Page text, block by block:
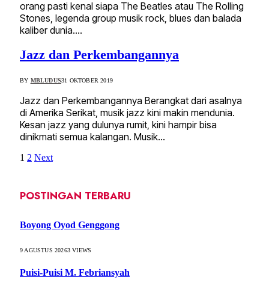
orang pasti kenal siapa The Beatles atau The Rolling
Stones, legenda group musik rock, blues dan balada
kaliber dunia.…
Jazz dan Perkembangannya
BY MBLUDUS31 OKTOBER 2019
Jazz dan Perkembangannya Berangkat dari asalnya
di Amerika Serikat, musik jazz kini makin mendunia.
Kesan jazz yang dulunya rumit, kini hampir bisa
dinikmati semua kalangan. Musik…
1 2 Next
POSTINGAN TERBARU
Boyong Oyod Genggong
9 AGUSTUS 20263VIEWS
Puisi-Puisi M. Febriansyah